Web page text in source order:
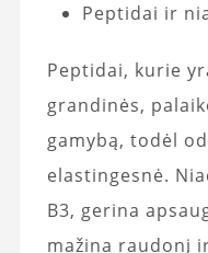
Peptidai ir
Peptidai, kurie
grandinės,
gamybą, todėl
elastingesnė.
B3, gerina
mažina raudonį